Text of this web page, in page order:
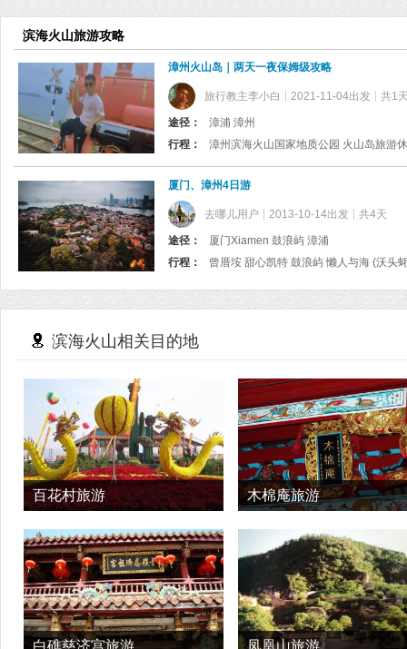
滨海火山旅游攻略
漳州火山岛｜两天一夜保姆级攻略
旅行教主李小白 2021-11-04出发 共1
途径：
漳浦 漳州
行程：
漳州滨海火山国家地质公园 火山岛旅游
厦门、漳州4日游
去哪儿用户 2013-10-14出发 共4天
途径：
厦门Xiamen 鼓浪屿 漳浦
行程：
曾厝垵 甜心凯特 鼓浪屿 懒人与海 (沃头
滨海火山相关目的地
百花村旅游 木棉庵旅游
白礁慈济宫旅游 凤凰山旅游